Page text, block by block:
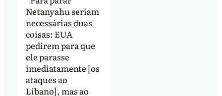
Netanyahu seriam
necessárias duas
coisas: EUA
pedirem para que
ele parasse
imediatamente [os
ataques ao
Líbano], mas ao